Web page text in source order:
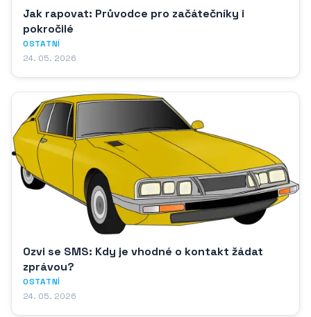
Jak rapovat: Průvodce pro začátečníky i
pokročilé
OSTATNÍ
24. 05. 2026
Ozvi se SMS: Kdy je vhodné o kontakt žádat
zprávou?
OSTATNÍ
24. 05. 2026